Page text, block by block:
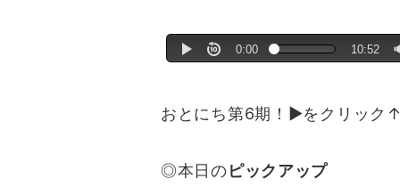
おとにち第6期！▶をクリッ
◎本日のピックアップ